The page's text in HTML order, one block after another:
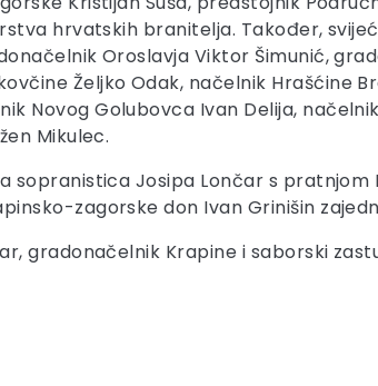
hrvatskih branitelja. Također,
Oroslavja Viktor Šimunić,
Željko Odak, načelnik Hrašćine
Novog Golubovca Ivan Delija,
Mikulec.
sopranistica Josipa Lončar s
zagorske don Ivan Grinišin
gradonačelnik Krapine i saborski